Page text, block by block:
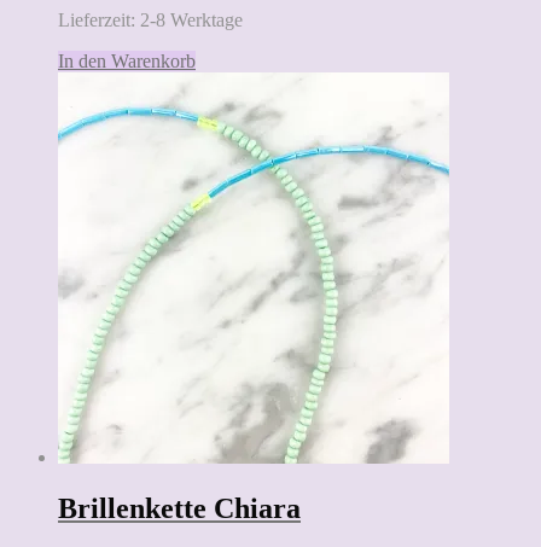
Lieferzeit: 2-8 Werktage
In den Warenkorb
Brillenkette Chiara